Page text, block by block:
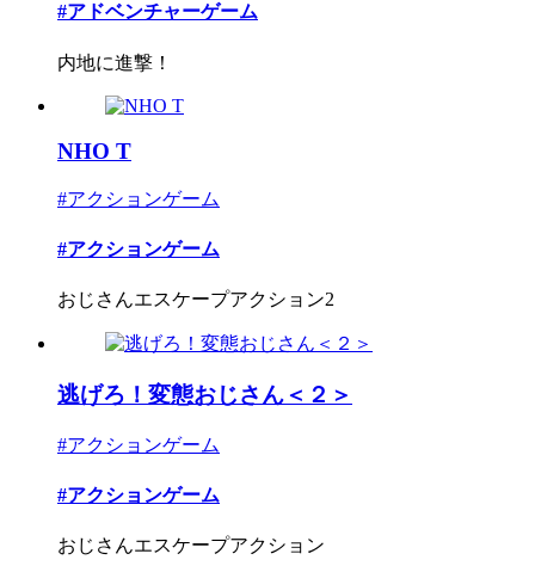
#アドベンチャーゲーム
内地に進撃！
NHO T
#アクションゲーム
#アクションゲーム
おじさんエスケープアクション2
逃げろ！変態おじさん＜２＞
#アクションゲーム
#アクションゲーム
おじさんエスケープアクション